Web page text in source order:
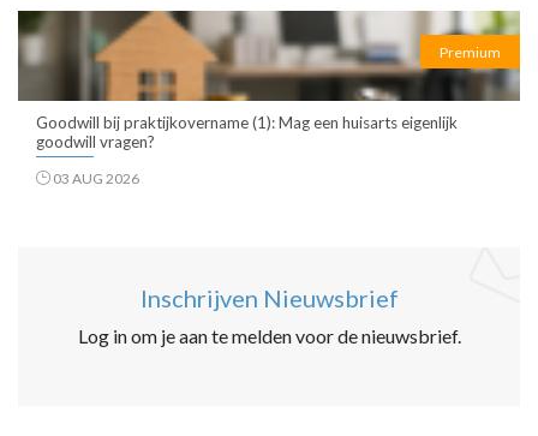
Premium
Goodwill bij praktijkovername (1): Mag een huisarts eigenlijk
goodwill vragen?
03 AUG 2026
Inschrijven Nieuwsbrief
Log in om je aan te melden voor de nieuwsbrief.